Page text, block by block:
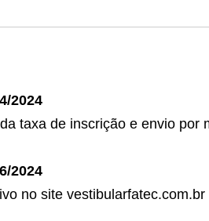
2024
taxa de inscrição e envio
2024
no site